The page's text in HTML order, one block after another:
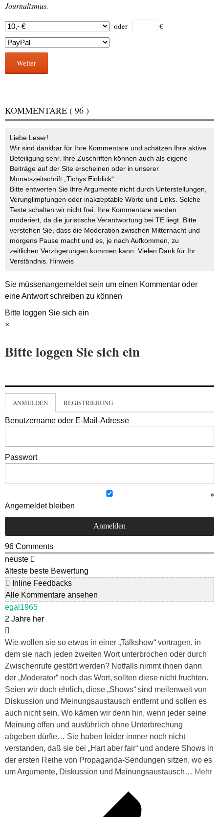
Journalismus.
oder €
Weiter
KOMMENTARE ( 96 )
Liebe Leser!
Wir sind dankbar für Ihre Kommentare und schätzen Ihre aktive
Beteiligung sehr. Ihre Zuschriften können auch als eigene
Beiträge auf der Site erscheinen oder in unserer
Monatszeitschrift „Tichys Einblick“.
Bitte entwerten Sie Ihre Argumente nicht durch Unterstellungen,
Verunglimpfungen oder inakzeptable Worte und Links. Solche
Texte schalten wir nicht frei. Ihre Kommentare werden
moderiert, da die juristische Verantwortung bei TE liegt. Bitte
verstehen Sie, dass die Moderation zwischen Mitternacht und
morgens Pause macht und es, je nach Aufkommen, zu
zeitlichen Verzögerungen kommen kann. Vielen Dank für Ihr
Verständnis. Hinweis
Sie müssenangemeldetsein um einen Kommentar oder
eine Antwort schreiben zu können
Bitte loggen Sie sich ein
×
Bitte loggen Sie sich ein
ANMELDEN REGISTRIERUNG
Benutzername oder E-Mail-Adresse
Passwort
Angemeldet bleiben
96 Comments
neuste
älteste beste Bewertung
Inline Feedbacks
Alle Kommentare ansehen
egal1965
2 Jahre her
Wie wollen sie so etwas in einer „Talkshow“ vortragen, in
dem sie nach jeden zweiten Wort unterbrochen oder durch
Zwischenrufe gestört werden? Notfalls nimmt ihnen dann
der „Moderator“ noch das Wort, sollten diese nicht fruchten.
Seien wir doch ehrlich, diese „Shows“ sind meilenweit von
Diskussion und Meinungsaustausch entfernt und sollen es
auch nicht sein. Wo kämen wir denn hin, wenn jeder seine
Meinung offen und ausführlich ohne Unterbrechung
abgeben dürfte… Sie haben leider immer noch nicht
verstanden, daß sie bei „Hart aber fair“ und andere Shows in
der ersten Reihe von Propaganda-Sendungen sitzen, wo es
um Argumente, Diskussion und Meinungsaustausch… Mehr